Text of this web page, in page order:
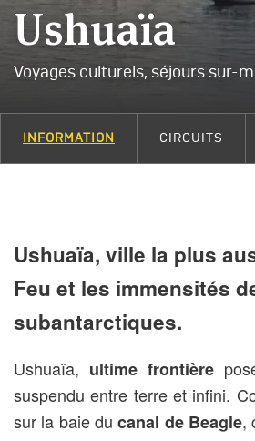
Ushuaïa
Voyages culturels, séjours sur-
INFORMATION CIRCUITS
Ushuaïa, ville la plus
Feu et les immensités
subantarctiques.
Ushuaïa, ultime frontière
suspendu entre terre et infini.
sur la baie ducanal de Beagle,